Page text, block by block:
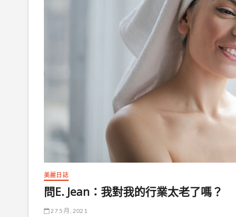
美麗日誌
問E. Jean：我對我的行業太老了嗎？
27 5 月, 2021